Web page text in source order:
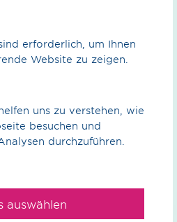
Zwischenlösungen, Stand
erforderlich, um Ihnen
Website zu zeigen.
uns zu verstehen, wie
besuchen und
durchzuführen.
auswählen